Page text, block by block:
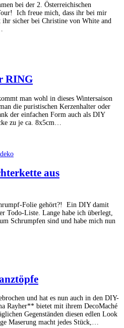
bei der 2. Österreichischen
Ich freue mich, dass ihr bei mir
ihr sicher bei Christine von White and
RING
man wohl in dieses Wintersaison
die puristischen Kerzenhalter oder
der einfachen Form auch als DIY
zu je ca. 8x5cm…
aus
Folie gehört?! Ein DIY damit
Todo-Liste. Lange habe ich überlegt,
Schrumpfen sind und habe mich nun
und hat es nun auch in den DIY-
Rayher** bietet mit ihrem DecoMaché
Gegenständen diesen edlen Look
Maserung macht jedes Stück,…